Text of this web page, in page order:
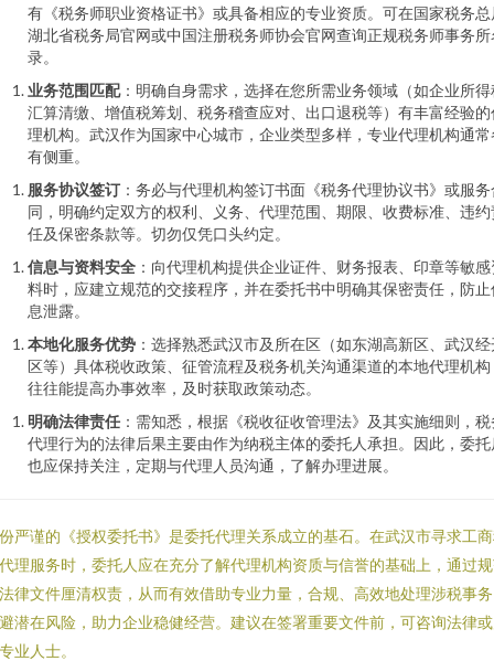
有《税务师职业资格证书》或具备相应的专业资质。可在国家税务总
湖北省税务局官网或中国注册税务师协会官网查询正规税务师事务所
录。
业务范围匹配：明确自身需求，选择在您所需业务领域（如企业所得
汇算清缴、增值税筹划、税务稽查应对、出口退税等）有丰富经验的
理机构。武汉作为国家中心城市，企业类型多样，专业代理机构通常
有侧重。
服务协议签订 ：务必与代理机构签订书面《税务代理协议书》或服务
同，明确约定双方的权利、义务、代理范围、期限、收费标准、违约
任及保密条款等。切勿仅凭口头约定。
信息与资料安全 ：向代理机构提供企业证件、财务报表、印章等敏感
料时，应建立规范的交接程序，并在委托书中明确其保密责任，防止
息泄露。
本地化服务优势 ：选择熟悉武汉市及所在区（如东湖高新区、武汉经
区等）具体税收政策、征管流程及税务机关沟通渠道的本地代理机构
往往能提高办事效率，及时获取政策动态。
明确法律责任 ：需知悉，根据《税收征收管理法》及其实施细则，税
代理行为的法律后果主要由作为纳税主体的委托人承担。因此，委托
也应保持关注，定期与代理人员沟通，了解办理进展。
严谨的《授权委托书》是委托代理关系成立的基石。在武汉市寻求工
理服务时，委托人应在充分了解代理机构资质与信誉的基础上，通过
律文件厘清权责，从而有效借助专业力量，合规、高效地处理涉税事
潜在风险，助力企业稳健经营。建议在签署重要文件前，可咨询法律
业人士。